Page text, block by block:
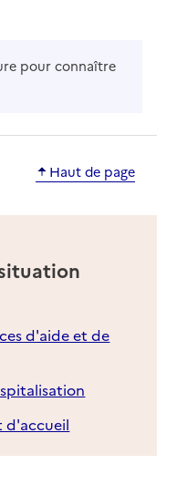
pour connaître
Haut de page
d'aide et de
d'accueil